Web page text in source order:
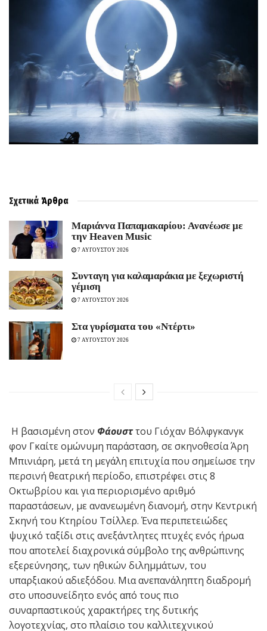
Σχετικά Άρθρα
Μαριάννα Παπαμακαρίου: Ανανέωσε με
την Heaven Music
7 ΑΥΓΟΥΣΤΟΥ 2026
Συνταγη για καλαμαράκια με ξεχωριστή
γέμιση
7 ΑΥΓΟΥΣΤΟΥ 2026
Στα γυρίσματα του «Ντέρτι»
7 ΑΥΓΟΥΣΤΟΥ 2026
Η βασισμένη στον Φάουσττου Γιόχαν Βόλφγκανγκ
φον Γκαίτε ομώνυμη παράσταση, σε σκηνοθεσία Άρη
Μπινιάρη, μετά τη μεγάλη επιτυχία που σημείωσε την
περσινή θεατρική περίοδο, επιστρέφει στις 8
Οκτωβρίου και για περιορισμένο αριθμό
παραστάσεων, με ανανεωμένη διανομή, στην Κεντρική
Σκηνή του Κτηρίου Τσίλλερ. Ένα περιπετειώδες
ψυχικό ταξίδι στις ανεξάντλητες πτυχές ενός ήρωα
που αποτελεί διαχρονικά σύμβολο της ανθρώπινης
εξερεύνησης, των ηθικών διλημμάτων, του
υπαρξιακού αδιεξόδου. Μια ανεπανάληπτη διαδρομή
στο υποσυνείδητο ενός από τους πιο
συναρπαστικούς χαρακτήρες της δυτικής
λογοτεχνίας, στο πλαίσιο του καλλιτεχνικού